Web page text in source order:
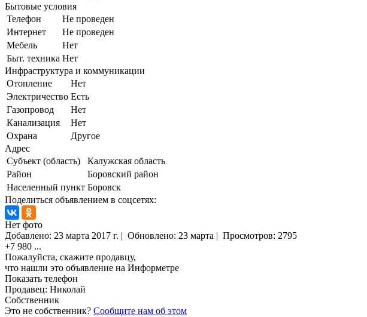
Бытовые условия
Телефон
Не проведен
Интернет
Не проведен
Мебель
Нет
Быт. техника Нет
Инфраструктура и коммуникации
Отопление
Нет
Электричество Есть
Газопровод
Нет
Канализация
Нет
Охрана
Другое
Адрес
Субъект (область)
Калужская область
Район
Боровский район
Населенный пункт Боровск
Поделиться объявлением в соцсетях:
Нет фото
Добавлено: 23 марта 2017 г. | Обновлено: 23 марта | Просмотров: 2795
+7 980 ...
Пожалуйста, скажите продавцу,
что нашли это объявление на Информетре
Показать телефон
Продавец: Николай
Собственник
Это не собственник? Сообщите нам об этом